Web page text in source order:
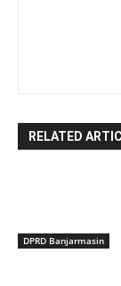
RELATED
DPRD Banjarmasin